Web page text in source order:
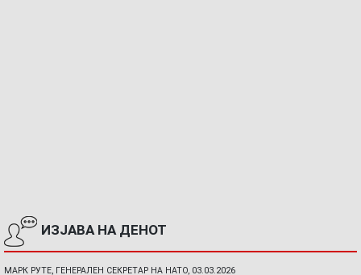
ИЗЈАВА НА ДЕНОТ
МАРК РУТЕ, ГЕНЕРАЛЕН СЕКРЕТАР НА НАТО, 03.03.2026